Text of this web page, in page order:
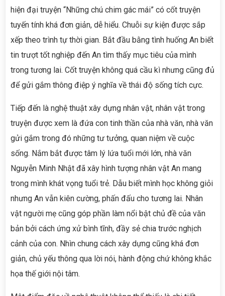
hiện đại truyện “Những chú chim gác mái” có cốt truyện
tuyến tính khá đơn giản, dễ hiểu. Chuỗi sự kiện được sắp
xếp theo trình tự thời gian. Bắt đầu bằng tình huống An biết
tin trượt tốt nghiệp đến An tìm thấy mục tiêu của mình
trong tương lai. Cốt truyện không quá cầu kì nhưng cũng đủ
để gửi gắm thông điệp ý nghĩa về thái độ sống tích cực.
Tiếp đến là nghệ thuật xây dựng nhân vật, nhân vật trong
truyện được xem là đứa con tinh thần của nhà văn, nhà văn
gửi gắm trong đó những tư tưởng, quan niệm về cuộc
sống. Nắm bắt được tâm lý lứa tuổi mới lớn, nhà văn
Nguyễn Minh Nhật đã xây hình tượng nhân vật An mang
trong mình khát vọng tuổi trẻ. Dẫu biết mình học không giỏi
nhưng An vẫn kiên cường, phấn đấu cho tương lai. Nhân
vật người mẹ cũng góp phần làm nổi bật chủ đề của văn
bản bởi cách ứng xử bình tĩnh, đầy sẻ chia trước nghịch
cảnh của con. Nhìn chung cách xây dựng cũng khá đơn
giản, chủ yếu thông qua lời nói, hành động chứ không khắc
họa thế giới nội tâm.